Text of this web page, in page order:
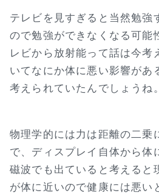
テレビを見すぎると当然勉強
ので勉強ができなくなる可能
レビから放射能って話は今考
いてなにか体に悪い影響があ
考えられていたんでしょうね。
物理学的には力は距離の二乗
で、ディスプレイ自体から体
磁波でも出ていると考えると
が体に近いので健康には悪い